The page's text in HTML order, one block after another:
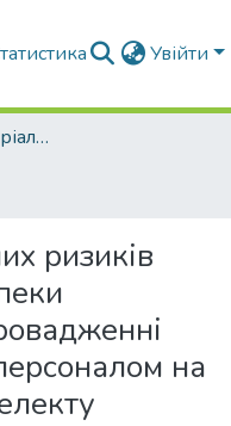
Увійти
Конференції та матеріали конференцій
ризиків
на